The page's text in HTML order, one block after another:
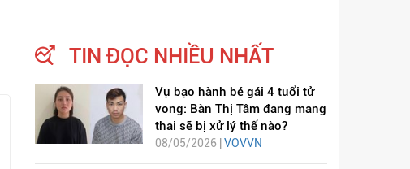
TIN ĐỌC NHIỀU NHẤT
Vụ bạo hành bé gái 4 tuổi tử
vong: Bàn Thị Tâm đang mang
thai sẽ bị xử lý thế nào?
08/05/2026 |VOVVN